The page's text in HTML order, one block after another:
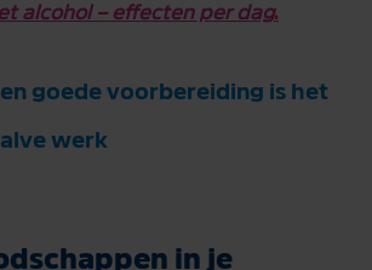
alcohol – effecten per dag.
goede voorbereiding is het
werk
in je